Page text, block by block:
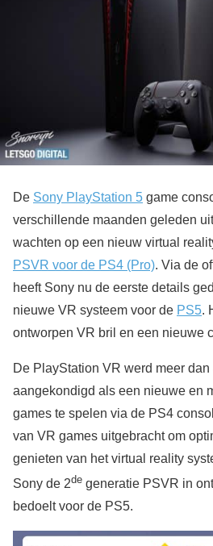
De Sony PlayStation 5 game
verschillende maanden geleden
wachten op een nieuw virtual
PSVR voor de PS4 (Pro). Via de
heeft Sony nu de eerste details
nieuwe VR systeem voor de PS5.
ontworpen VR bril en een nieuwe
De PlayStation VR werd meer
aangekondigd als een nieuwe en
games te spelen via de PS4
van VR games uitgebracht om
genieten van het virtual reality
Sony de 2de generatie PSVR in
bedoelt voor de PS5.